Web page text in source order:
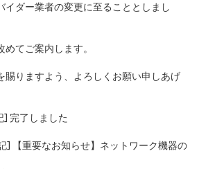
イダー業者の変更に至ることとしまし
てご案内します。
賜りますよう、よろしくお願い申しあげ
] 完了しました
記] 【重要なお知らせ】ネットワーク機器の